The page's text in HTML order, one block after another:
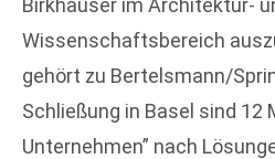
Birkhäuser im Architektur-
Wissenschaftsbereich
gehört zu Bertelsmann/
Schließung in Basel sind 12
Unternehmen” nach